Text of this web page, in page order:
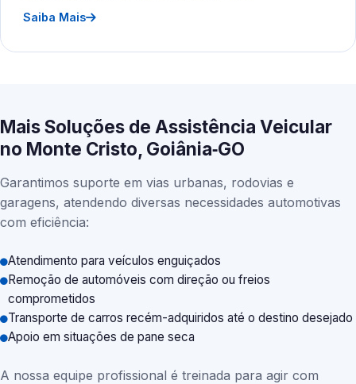
Saiba Mais
Mais Soluções de Assistência Veicular
no Monte Cristo, Goiânia‑GO
Garantimos suporte em vias urbanas, rodovias e
garagens, atendendo diversas necessidades automotivas
com eficiência:
Atendimento para veículos enguiçados
Remoção de automóveis com direção ou freios
comprometidos
Transporte de carros recém-adquiridos até o destino desejado
Apoio em situações de pane seca
A nossa equipe profissional é treinada para agir com